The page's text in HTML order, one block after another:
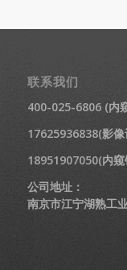
联系我们
400-025-6806 (内
17625936838(影像
18951907050(内窥
公司地址：
南京市江宁湖熟工